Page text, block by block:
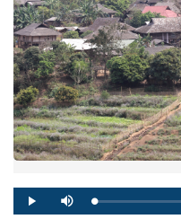
Play Mute Loaded:
0%
Progress:
0%